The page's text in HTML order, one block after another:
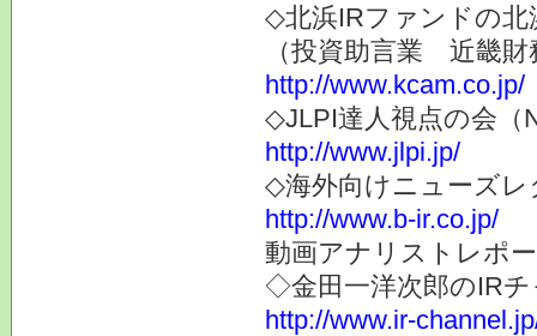
◇北浜IRファンドの北
（投資助言業 近畿財
http://www.kcam.co.jp/
◇JLPI達人視点の会（
http://www.jlpi.jp/
◇海外向けニューズレ
http://www.b-ir.co.jp/
動画アナリストレポ
◇金田一洋次郎のIR
http://www.ir-